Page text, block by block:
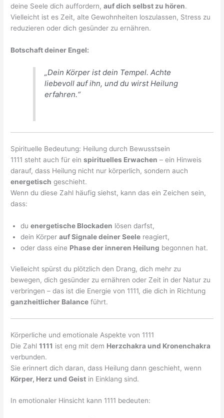
deine Seele dich auffordern,auf dich selbst zu hören.
Vielleicht ist es Zeit, alte Gewohnheiten loszulassen, Stress zu
reduzieren oder dich gesünder zu ernähren.
Botschaft deiner Engel:
„Dein Körper ist dein Tempel. Achte
liebevoll auf ihn, und du wirst Heilung
erfahren.“
Spirituelle Bedeutung: Heilung durch Bewusstsein
1111 steht auch für einspirituelles Erwachen – ein Hinweis
darauf, dass Heilung nicht nur körperlich, sondern auch
energetisch geschieht.
Wenn du diese Zahl häufig siehst, kann das ein Zeichen sein,
dass:
duenergetische Blockaden lösen darfst,
dein Körperauf Signale deiner Seele reagiert,
oder dass eine Phase der inneren Heilung begonnen hat.
Vielleicht spürst du plötzlich den Drang, dich mehr zu
bewegen, dich gesünder zu ernähren oder Zeit in der Natur zu
verbringen – das ist die Energie von 1111, die dich in Richtung
ganzheitlicher Balance führt.
Körperliche und emotionale Aspekte von 1111
Die Zahl1111 ist eng mit dem Herzchakra und Kronenchakra
verbunden.
Sie erinnert dich daran, dass Heilung dann geschieht, wenn
Körper, Herz und Geist in Einklang sind.
In emotionaler Hinsicht kann 1111 bedeuten: